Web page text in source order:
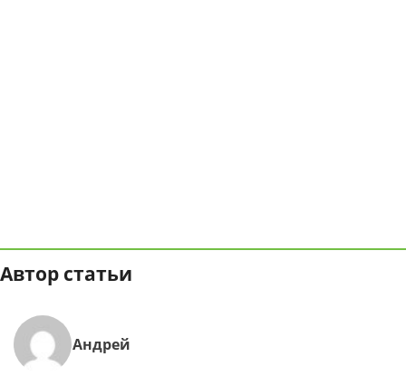
Автор статьи
Андрей